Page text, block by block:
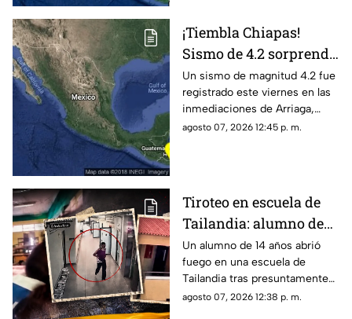
¡Tiembla Chiapas!
Sismo de 4.2 sorprende
a Arriaga este viernes 7
de agosto
Un sismo de magnitud 4.2 fue
registrado este viernes en las
inmediaciones de Arriaga,
Chiapas, de acuerdo con el
agosto 07, 2026 12:45 p. m.
Tiroteo en escuela de
Tailandia: alumno de
14 años mata a cinco
profesores, a sus
abuelos y deja decenas
de heridos
Un alumno de 14 años abrió
fuego en una escuela de
Tailandia tras presuntamente
matar a sus abuelos. El ataque
agosto 07, 2026 12:38 p. m.